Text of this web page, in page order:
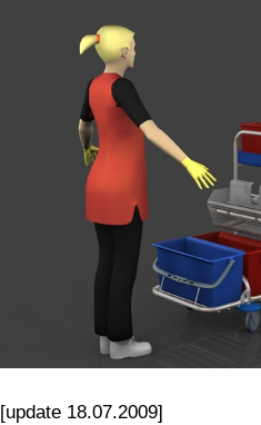
[update 18.07.2009]